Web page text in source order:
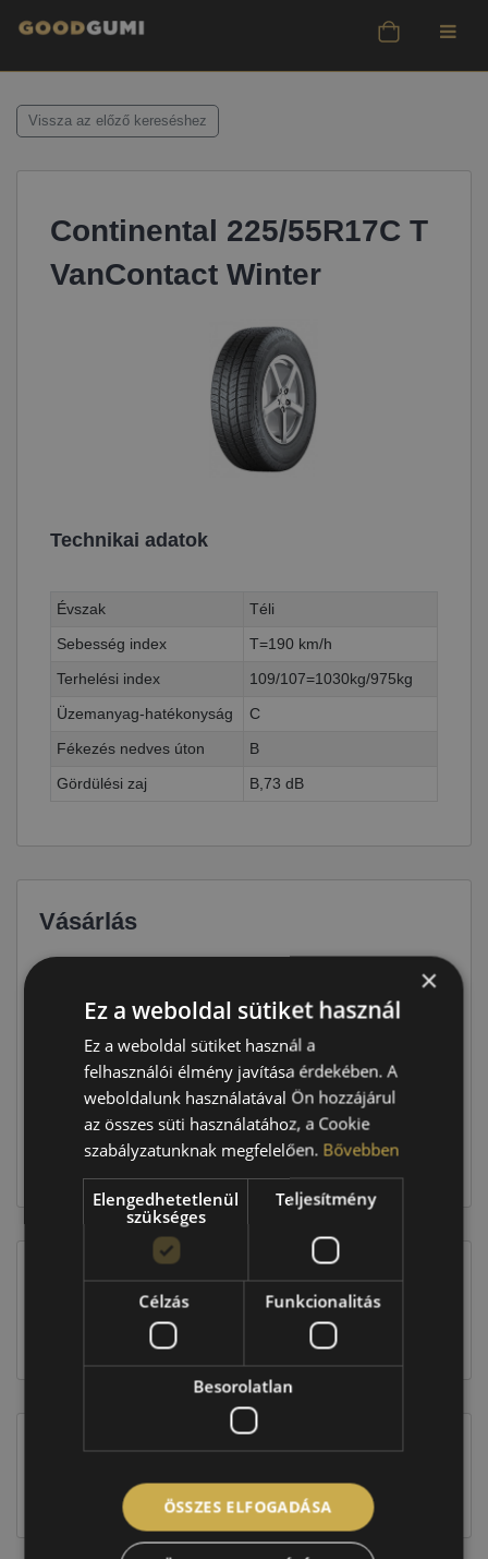
Vissza az előző kereséshez
Continental 225/55R17C T
VanContact Winter
Technikai adatok
Évszak
Téli
Sebesség index
T=190 km/h
Terhelési index
109/107=1030kg/975kg
Üzemanyag-hatékonyság
C
Fékezés nedves úton
B
Gördülési zaj
B,73 dB
Vásárlás
97 390 Ft
292 170 Ft
EU-s abroncscímke
Figyelem a feltüntetett címke adatok tájékoztató
címkével ellátott abroncs kerül kiszállításra.
×
Ez a weboldal sütiket használ
Ez a weboldal sütiket használ a
felhasználói élmény javítása érdekében. A
weboldalunk használatával Ön hozzájárul
az összes süti használatához, a Cookie
szabályzatunknak megfelelően. Bővebben
Elengedhetetlenül
szükséges
Teljesítmény
Célzás Funkcionalitás
Besorolatlan
ÖSSZES ELFOGADÁSA